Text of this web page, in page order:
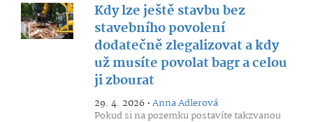
Kdy lze ještě stavbu bez
stavebního povolení
dodatečně zlegalizovat a kdy
už musíte povolat bagr a celou
ji zbourat
29. 4. 2026 •Anna Adlerová
Pokud si na pozemku postavíte takzvanou